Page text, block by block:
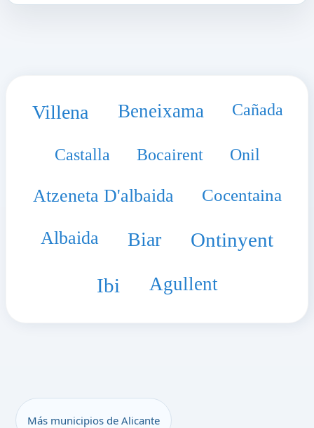
Villena Beneixama Cañada
Castalla Bocairent Onil
Atzeneta D'albaida Cocentaina
Albaida Biar Ontinyent
Ibi Agullent
Más municipios de Alicante